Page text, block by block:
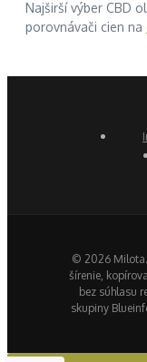
Najširší výber CBD
porovnávači cien na
© 2026
šírenie,
bez súhlasu
skupiny